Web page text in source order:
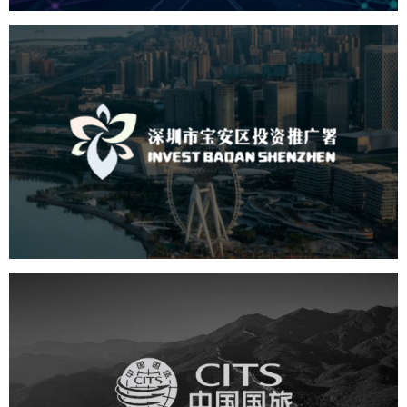
深圳市宝安区投资推广署
机构组织 国企 品牌官网 网站建设 网站设计
中国国旅